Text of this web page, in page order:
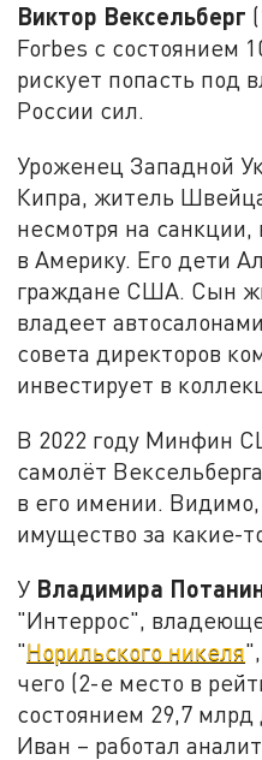
Виктор Вексельберг
Forbes с состоянием
рискует попасть под
России сил.
Уроженец Западной
Кипра, житель
несмотря на
в Америку. Его дети
граждане США. Сын
владеет
совета директоров
инвестирует в
В 2022 году Минфин
самолёт
в его имении.
имущество за какие-
У Владимира
"Интеррос",
"Норильского никеля
чего (2-е место в
состоянием 29,7
Иван – работал